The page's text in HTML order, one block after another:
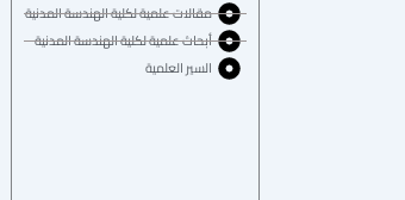
مقالات علمية لكلية الهندسة المدنية
أبحاث علمية لكلية الهندسة المدنية
السير العلمية